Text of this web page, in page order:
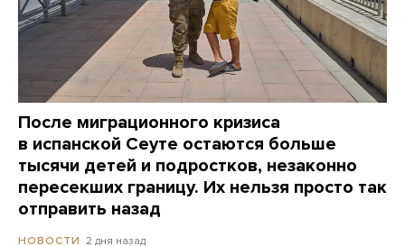
После миграционного кризиса
в испанской Сеуте остаются больше
тысячи детей и подростков, незаконно
пересекших границу. Их нельзя просто так
отправить назад
НОВОСТИ 2 дня назад